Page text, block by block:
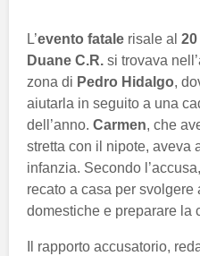
L’evento fatale risale al
Duane C.R. si trovava
zona di Pedro Hidalgo,
aiutarla in seguito a una
dell’anno. Carmen, che
stretta con il nipote, aveva
infanzia. Secondo
recato a casa per svolgere
domestiche e preparare la
Il rapporto accusatorio,